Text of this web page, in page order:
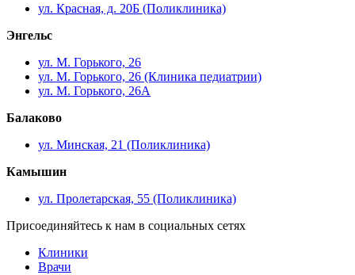
ул. Красная, д. 20Б (Поликлиника)
Энгельс
ул. М. Горького, 26
ул. М. Горького, 26 (Клиника педиатрии)
ул. М. Горького, 26А
Балаково
ул. Минская, 21 (Поликлиника)
Камышин
ул. Пролетарская, 55 (Поликлиника)
Присоединяйтесь к нам в социальных сетях
Клиники
Врачи